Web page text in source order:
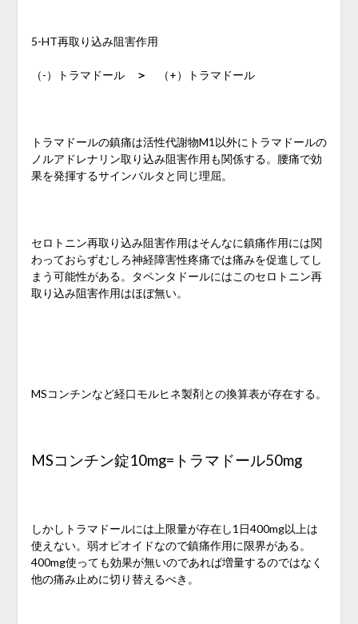
5-HT再取り込み阻害作用
（-）トラマドール ＞ （+）トラマドール
トラマドールの鎮痛は活性代謝物M1以外にトラマドールの
ノルアドレナリン取り込み阻害作用も関係する。腰痛で効
果を発揮するサインバルタと同じ理屈。
セロトニン再取り込み阻害作用はそんなに鎮痛作用には関
わっておらずむしろ神経障害性疼痛では痛みを促進してし
まう可能性がある。タペンタドールにはこのセロトニン再
取り込み阻害作用はほぼ無い。
MSコンチンなど経口モルヒネ製剤との換算表が存在する。
MSコンチン錠10mg=トラマドール50mg
しかしトラマドールには上限量が存在し1日400mg以上は
使えない。弱オピオイドなので鎮痛作用に限界がある。
400mg使っても効果が無いのであれば増量するのではなく
他の痛み止めに切り替えるべき。